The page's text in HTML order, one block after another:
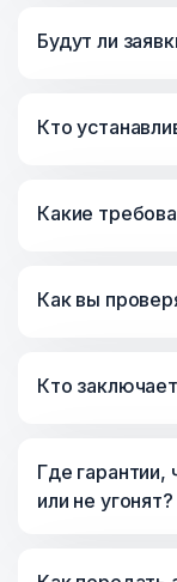
Будут ли
Кто
Какие
Как вы
Кто
Где
или не угонят?